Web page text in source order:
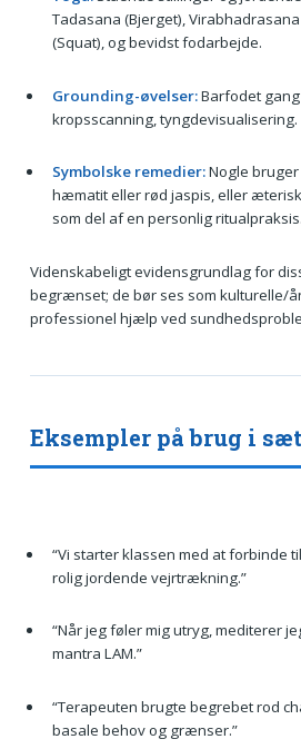
Tadasana (Bjerget),
(Squat), og bevidst fodarbejde.
Grounding-øvelser:Barfodet
kropsscanning, tyngdevisualisering.
Symbolske remedier:Nogle bruger
hæmatit eller rød jaspis, eller
som del af en personlig ritualpraksis.
Videnskabeligt evidensgrundlag for
begrænset; de bør ses som kulturelle/
professionel hjælp ved
Eksempler på brug i
“Vi starter klassen med at forbinde
rolig jordende vejrtrækning.”
“Når jeg føler mig utryg, mediterer
mantra LAM.”
“Terapeuten brugte begrebet rod
basale behov og grænser.”